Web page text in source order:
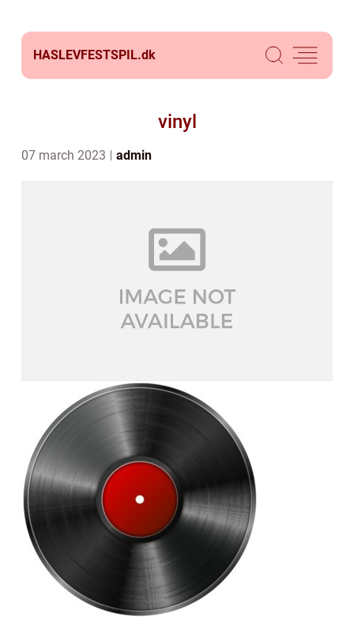
HASLEVFESTSPIL.dk
vinyl
07 march 2023 admin